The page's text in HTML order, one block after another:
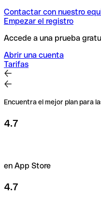
Contactar con nuestro
Empezar el registro
Accede a una prueba
Abrir una cuenta
Tarifas
Encuentra el mejor plan para
4.7
en App Store
4.7